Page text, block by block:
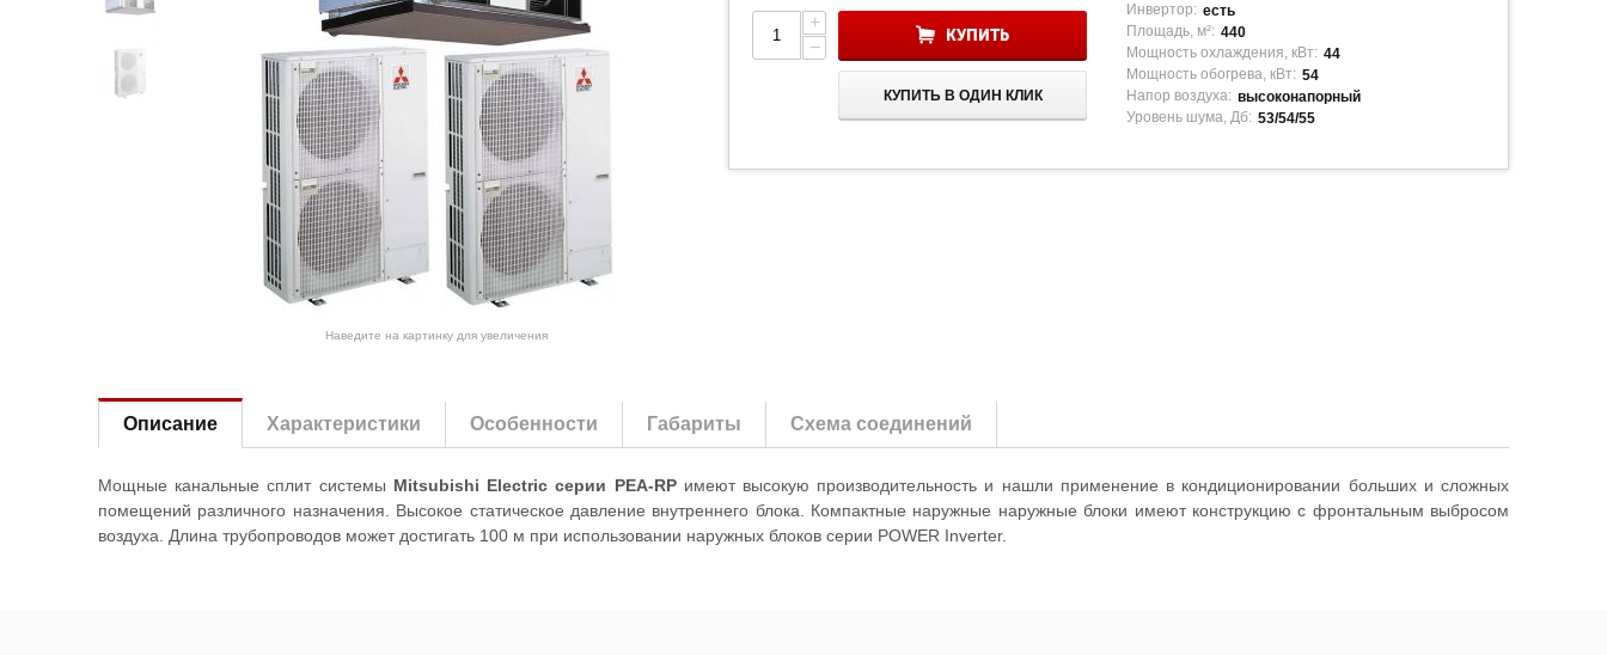
Наведите на картинку для увеличения
+
−
КУПИТЬ
КУПИТЬ В ОДИН КЛИК
Инвертор: есть
Площадь, м²: 440
Мощность охлаждения, кВт: 44
Мощность обогрева, кВт: 54
Напор воздуха: высоконапорный
Уровень шума, Дб: 53/54/55
Описание Характеристики Особенности Габариты Схема соединений
Мощные канальные сплит системы Mitsubishi Electric серии PEA-RPимеют высокую производительность и нашли применение в кондиционировании больших и сложных
помещений различного назначения. Высокое статическое давление внутреннего блока. Компактные наружные наружные блоки имеют конструкцию с фронтальным выбросом
воздуха. Длина трубопроводов может достигать 100 м при использовании наружных блоков серии POWER Inverter.